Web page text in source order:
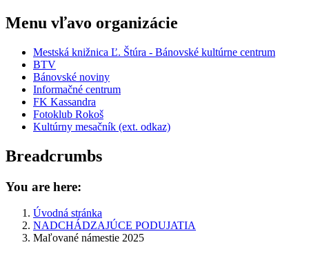
Menu vľavo organizácie
Mestská knižnica Ľ. Štúra - Bánovské kultúrne centrum
BTV
Bánovské noviny
Informačné centrum
FK Kassandra
Fotoklub Rokoš
Kultúrny mesačník (ext. odkaz)
Breadcrumbs
You are here:
Úvodná stránka
NADCHÁDZAJÚCE PODUJATIA
Maľované námestie 2025